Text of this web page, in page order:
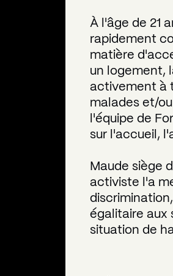
À l'âge de 21
rapidement
matière
un logement,
activement à
malades et/
l'équipe de
sur l'accueil,
Maude siège
activiste l'a
égalitaire aux
situation de